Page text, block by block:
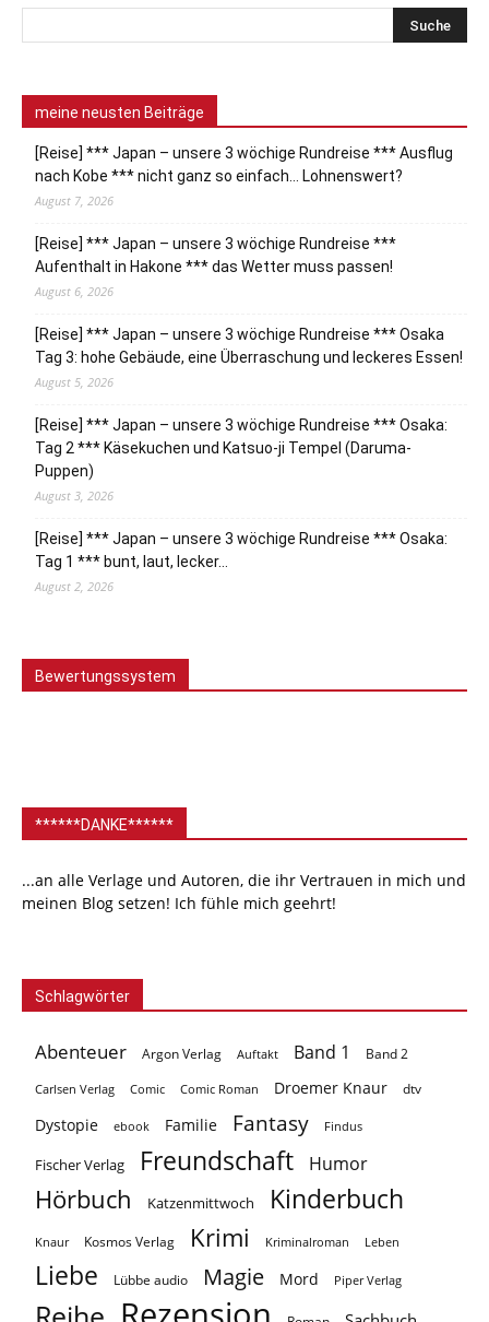
meine neusten Beiträge
[Reise] *** Japan – unsere 3 wöchige Rundreise *** Ausflug
nach Kobe *** nicht ganz so einfach… Lohnenswert?
August 7, 2026
[Reise] *** Japan – unsere 3 wöchige Rundreise ***
Aufenthalt in Hakone *** das Wetter muss passen!
August 6, 2026
[Reise] *** Japan – unsere 3 wöchige Rundreise *** Osaka
Tag 3: hohe Gebäude, eine Überraschung und leckeres Essen!
August 5, 2026
[Reise] *** Japan – unsere 3 wöchige Rundreise *** Osaka:
Tag 2 *** Käsekuchen und Katsuo-ji Tempel (Daruma-
Puppen)
August 3, 2026
[Reise] *** Japan – unsere 3 wöchige Rundreise *** Osaka:
Tag 1 *** bunt, laut, lecker…
August 2, 2026
Bewertungssystem
******DANKE******
...an alle Verlage und Autoren, die ihr Vertrauen in mich und
meinen Blog setzen! Ich fühle mich geehrt!
Schlagwörter
Abenteuer Argon Verlag Auftakt Band 1 Band 2
Carlsen Verlag Comic Comic Roman Droemer Knaur dtv
Dystopie ebook Familie Fantasy Findus
Fischer Verlag Freundschaft Humor
Hörbuch Katzenmittwoch Kinderbuch
Knaur Kosmos Verlag Krimi Kriminalroman Leben
Liebe Lübbe audio Magie Mord Piper Verlag